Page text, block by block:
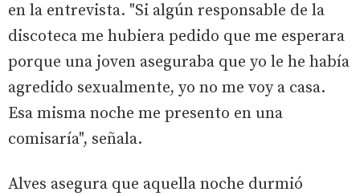
en la entrevista. "Si algún responsable de la
discoteca me hubiera pedido que me esperara
porque una joven aseguraba que yo le he había
agredido sexualmente, yo no me voy a casa.
Esa misma noche me presento en una
comisaría", señala.
Alves asegura que aquella noche durmió